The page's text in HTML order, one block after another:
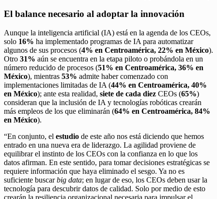
El balance necesario al adoptar la innovación
Aunque la inteligencia artificial (IA) está en la agenda de los CEOs,
solo 16% ha implementado programas de IA para automatizar
algunos de sus procesos (4% en Centroamérica, 22% en México).
Otro 31% aún se encuentra en la etapa piloto o probándola en un
número reducido de procesos (51% en Centroamérica, 36% en
México), mientras 53% admite haber comenzado con
implementaciones limitadas de IA (44% en Centroamérica, 40%
en México); ante esta realidad, siete de cada diez CEOs (65%)
consideran que la inclusión de IA y tecnologías robóticas crearán
más empleos de los que eliminarán (64% en Centroamérica, 84%
en México).
“En conjunto, el estudio de este año nos está diciendo que hemos
entrado en una nueva era de liderazgo. La agilidad proviene de
equilibrar el instinto de los CEOs con la confianza en lo que los
datos afirman. En este sentido, para tomar decisiones estratégicas se
requiere información que haya eliminado el sesgo. Ya no es
suficiente buscarbig data; en lugar de eso, los CEOs deben usar la
tecnología para descubrir datos de calidad. Solo por medio de esto
crearán la resiliencia organizacional necesaria para impulsar el